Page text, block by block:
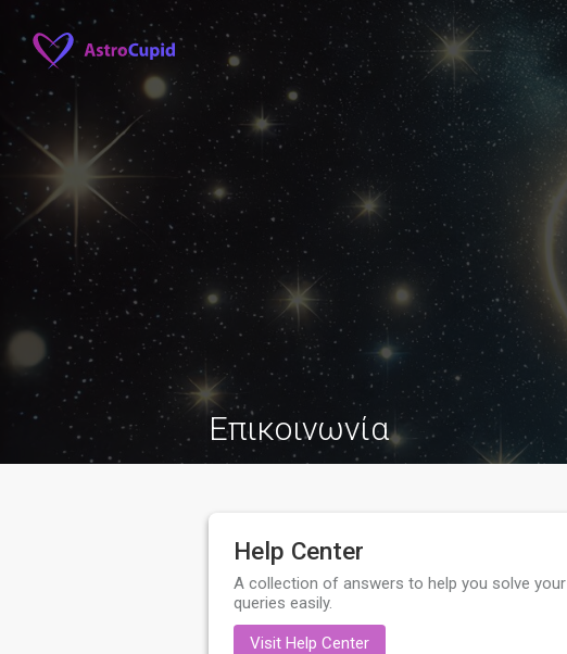
Επικοινωνία
Help Center
A collection of answers to help you solve your
queries easily.
Visit Help Center